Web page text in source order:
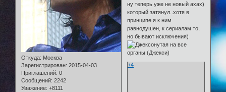
Откуда: Москва
Зарегистрирован: 2015-04-03
Приглашений: 0
Сообщений: 2242
Уважение: +8111
ну теперь уже не новый ахах)
который затянул..хотя в
принципе я к ним
равнодушен, к сериалам то,
но бывают исключения)
+4